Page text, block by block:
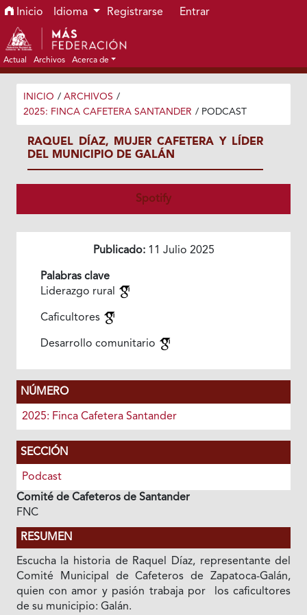
Ir al menú de navegación principal
Ir al contenido principal
Ir al pie de página del sitio
Inicio Idioma Registrarse Entrar
Actual Archivos Acerca de
INICIO / ARCHIVOS /
2025: FINCA CAFETERA SANTANDER / PODCAST
RAQUEL DÍAZ, MUJER CAFETERA Y LÍDER
DEL MUNICIPIO DE GALÁN
Spotify
Publicado:11 Julio 2025
Palabras clave
Liderazgo rural
Caficultores
Desarrollo comunitario
NÚMERO
2025: Finca Cafetera Santander
SECCIÓN
Podcast
Comité de Cafeteros de Santander
FNC
RESUMEN
Escucha la historia de Raquel Díaz, representante del
Comité Municipal de Cafeteros de Zapatoca-Galán,
quien con amor y pasión trabaja por los caficultores
de su municipio: Galán.